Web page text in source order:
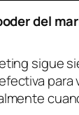
del
sigue
para